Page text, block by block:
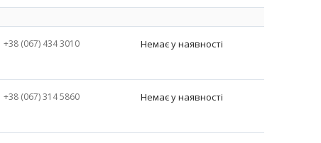
+38 (067) 434 3010 Немає у наявності
+38 (067) 314 5860 Немає у наявності